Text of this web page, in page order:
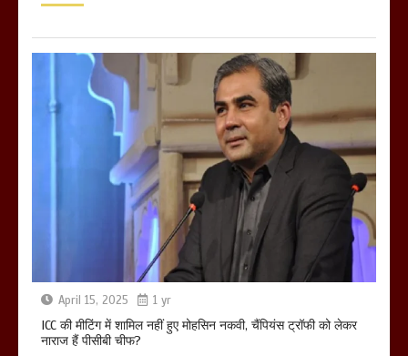
April 15, 2025 1 yr
ICC की मीटिंग में शामिल नहीं हुए मोहसिन नकवी, चैंपियंस ट्रॉफी को लेकर
नाराज हैं पीसीबी चीफ?